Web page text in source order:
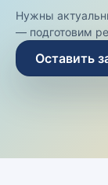
Нужны
— подготовим
Оставить